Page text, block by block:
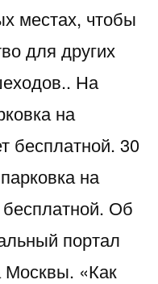
местах, чтобы
для других
На
на
бесплатной. 30
на
Об
портал
Москвы. «Как